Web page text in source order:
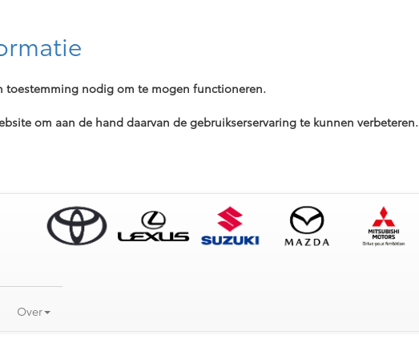
toestemming nodig om te mogen functioneren.
om aan de hand daarvan de gebruikserservaring te kunnen verbeteren.
Over